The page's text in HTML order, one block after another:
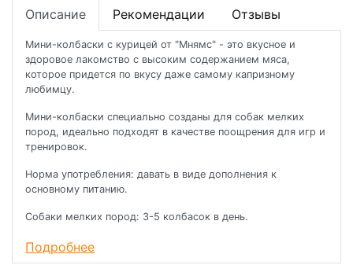
Описание Рекомендации Отзывы
Мини-колбаски с курицей от "Мнямс" - это вкусное и
здоровое лакомство с высоким содержанием мяса,
которое придется по вкусу даже самому капризному
любимцу.
Мини-колбаски специально созданы для собак мелких
пород, идеально подходят в качестве поощрения для игр и
тренировок.
Норма употребления: давать в виде дополнения к
основному питанию.
Собаки мелких пород: 3-5 колбасок в день.
Собаки средних и крупных пород: 6-10 колбасок в день (в
Подробнее